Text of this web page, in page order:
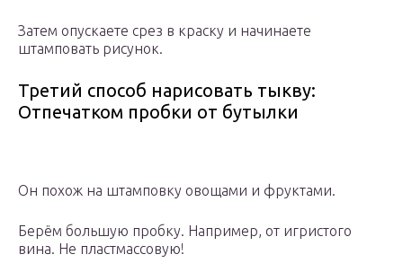
Затем опускаете срез в краску и начинаете
штамповать рисунок.
Третий способ нарисовать тыкву:
Отпечатком пробки от бутылки
Он похож на штамповку овощами и фруктами.
Берём большую пробку. Например, от игристого
вина. Не пластмассовую!